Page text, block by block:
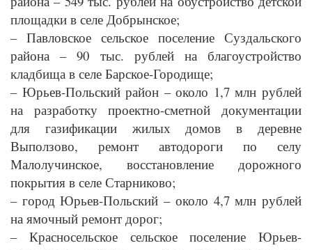
площадки в селе Добрынское;
– Павловское сельское поселение Суздальского
района – 90 тыс. рублей на благоустройство
кладбища в селе Барское-Городище;
– Юрьев-Польский район – около 1,7 млн рублей
на разработку проектно-сметной документации
для газификации жилых домов в деревне
Выползово, ремонт автодороги по селу
Малолучинское, восстановление дорожного
покрытия в селе Старниково;
– город Юрьев-Польский – около 4,7 млн рублей
на ямочный ремонт дорог;
– Красносельское сельское поселение Юрьев-